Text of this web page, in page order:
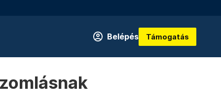
Belépés Támogatás